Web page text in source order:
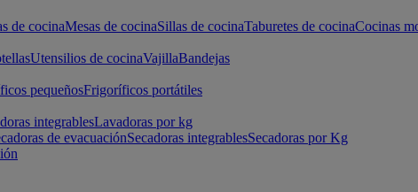
de cocinaMesas de cocinaSillas de cocinaTaburetes de cocinaCocinas
Utensilios de cocinaVajillaBandejas
pequeñosFrigoríficos portátiles
integrablesLavadoras por kg
de evacuaciónSecadoras integrablesSecadoras por Kg